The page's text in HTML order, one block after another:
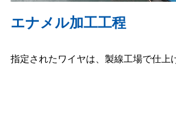
エナメル加工工程
指定されたワイヤは、製線工場で仕上